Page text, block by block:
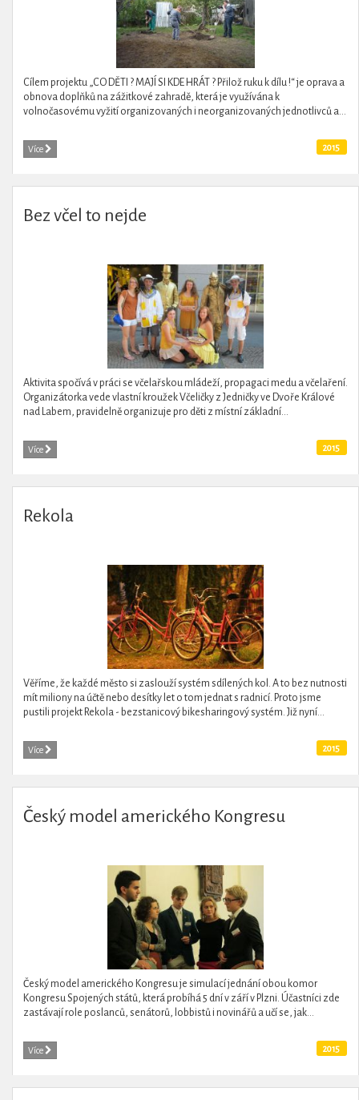
Cílem projektu „CO DĚTI ? MAJÍ SI KDE HRÁT ? Přilož ruku k dílu !“ je oprava a
obnova doplňků na zážitkové zahradě, která je využívána k
volnočasovému vyžití organizovaných i neorganizovaných jednotlivců a...
Více 2015
Bez včel to nejde
Aktivita spočívá v práci se včelařskou mládeží, propagaci medu a včelaření.
Organizátorka vede vlastní kroužek Včeličky z Jedničky ve Dvoře Králové
nad Labem, pravidelně organizuje pro děti z místní základní...
Více 2015
Rekola
Věříme, že každé město si zaslouží systém sdílených kol. A to bez nutnosti
mít miliony na účtě nebo desítky let o tom jednat s radnicí. Proto jsme
pustili projekt Rekola - bezstanicový bikesharingový systém. Již nyní...
Více 2015
Český model amerického Kongresu
Český model amerického Kongresu je simulací jednání obou komor
Kongresu Spojených států, která probíhá 5 dní v září v Plzni. Účastníci zde
zastávají role poslanců, senátorů, lobbistů i novinářů a učí se, jak...
Více 2015